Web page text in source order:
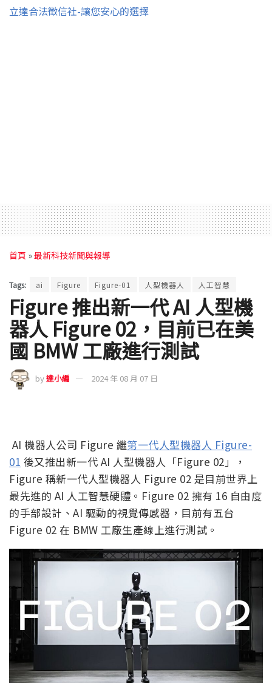
立達合法徵信社-讓您安心的選擇
首頁 »最新科技新聞與報導
Tags: ai Figure Figure-01 人型機器人 人工智慧
Figure 推出新一代 AI 人型機
器人 Figure 02，目前已在美
國 BMW 工廠進行測試
by達小編 2024 年 08 月 07 日
AI 機器人公司 Figure 繼第一代人型機器人 Figure-
01 後又推出新一代 AI 人型機器人「Figure 02」，
Figure 稱新一代人型機器人 Figure 02 是目前世界上
最先進的 AI 人工智慧硬體。Figure 02 擁有 16 自由度
的手部設計、AI 驅動的視覺傳感器，目前有五台
Figure 02 在 BMW 工廠生產線上進行測試。